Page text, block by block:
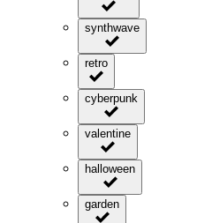
synthwave
retro
cyberpunk
valentine
halloween
garden